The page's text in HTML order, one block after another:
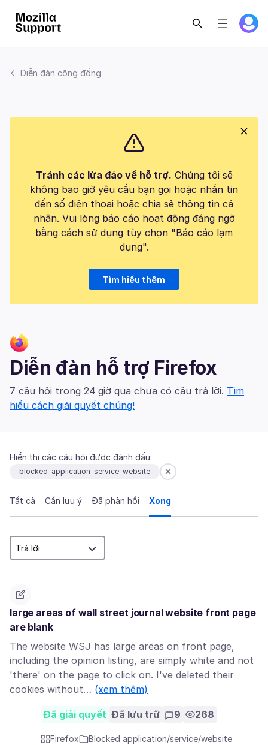
Diễn đàn cộng đồng
Tránh các lừa đảo về hỗ trợ. Chúng tôi sẽ
không bao giờ yêu cầu bạn gọi hoặc nhắn tin
đến số điện thoại hoặc chia sẻ thông tin cá
nhân. Vui lòng báo cáo hoạt động đáng ngờ
bằng cách sử dụng tùy chọn "Báo cáo lạm
dụng".
Tìm hiểu thêm
Diễn đàn hỗ trợ Firefox
7 câu hỏi trong 24 giờ qua chưa có câu trả lời. Tìm
hiểu cách giải quyết chúng!
Hiển thị các câu hỏi được đánh dấu:
blocked-application-service-website
Tất cả Cần lưu ý Đã phản hồi Xong
large areas of wall street journal website front page
are blank
The website WSJ has large areas on front page,
including the opinion listing, are simply white and not
'there' on the page to click on. I've deleted their
cookies without… (xem thêm)
Đã giải quyết Đã lưu trữ 9 268
Firefox
Blocked application/service/website